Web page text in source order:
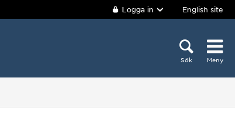
Logga in English site
Sök Meny